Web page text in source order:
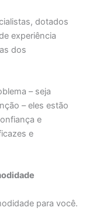
dotados
experiência
dos
– seja
– eles estão
e
e
para você.